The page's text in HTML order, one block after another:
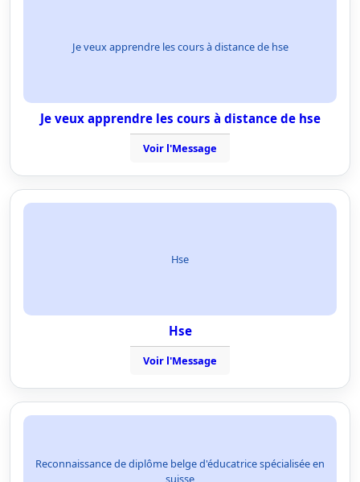
Je veux apprendre les cours à distance de hse
Je veux apprendre les cours à distance de hse
Voir l'Message
Hse
Hse
Voir l'Message
Reconnaissance de diplôme belge d'éducatrice spécialisée en
suisse